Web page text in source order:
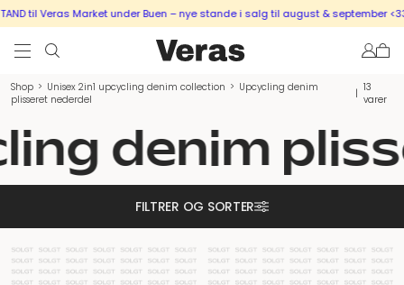
til Veras Market under Buen – nye stande i salg til august & september <333
Shop > Unisex 2in1 upcycling denim collection > Upcycling denim
plisseret nederdel
| 13
varer
denim
FILTRER OG SORTER